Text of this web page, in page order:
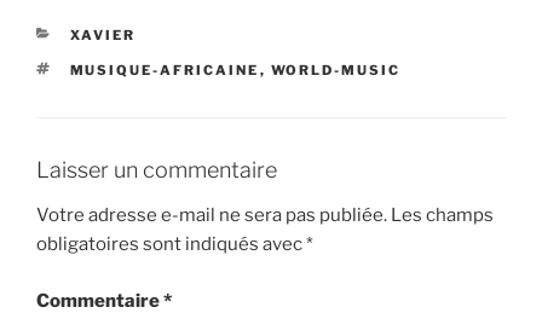
CATÉGORIES
XAVIER
ÉTIQUETTES
MUSIQUE-AFRICAINE , WORLD-MUSIC
Laisser un commentaire
Votre adresse e-mail ne sera pas publiée. Les champs
obligatoires sont indiqués avec*
Commentaire*